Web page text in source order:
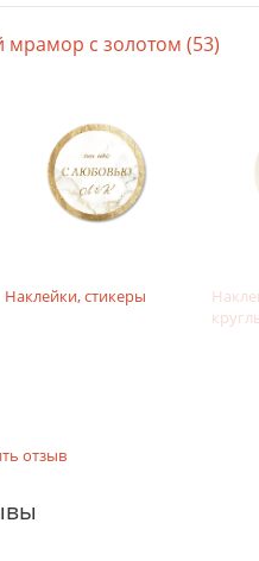
мрамор с золотом (53)
Наклейки, стикеры
отзыв